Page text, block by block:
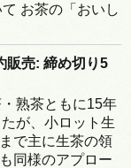
お茶の「おいし
販売: 締め切り5
熟茶ともに15年
が、小ロット生
で主に生茶の領
同様のアプロー